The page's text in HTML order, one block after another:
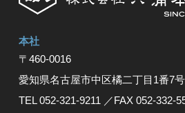
本社
〒460-0016
愛知県名古屋市中区橘⼆丁⽬1番7号
TEL 052-321-9211 ／FAX 052-332-